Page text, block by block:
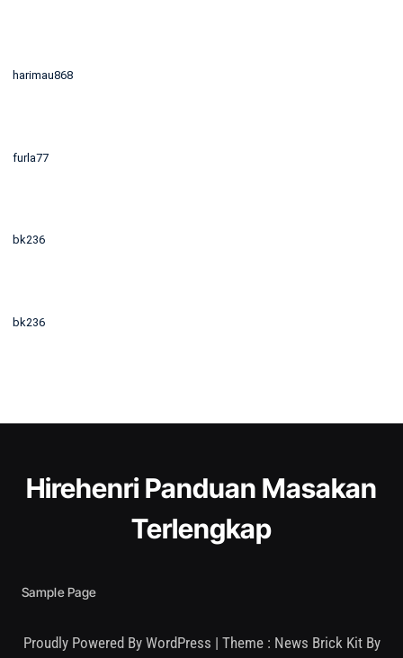
harimau868
furla77
bk236
bk236
Hirehenri Panduan Masakan
Terlengkap
Sample Page
Proudly Powered By WordPress | Theme : News Brick Kit By